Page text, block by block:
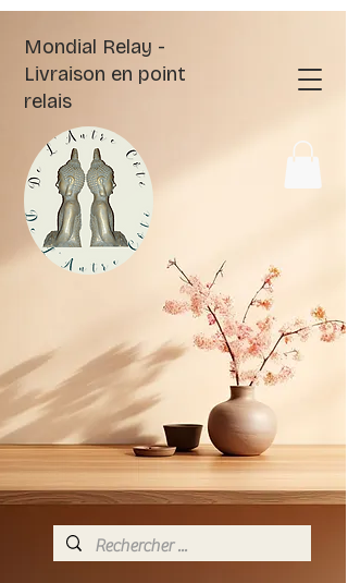
Mondial Relay -
Livraison en point
relais